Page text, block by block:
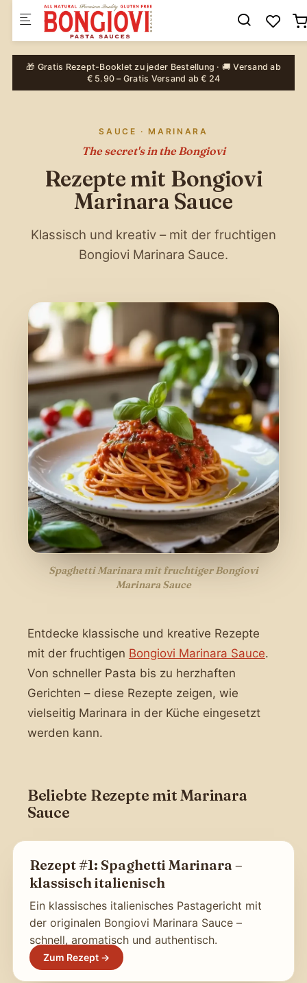
Skip to main content
🎁 Gratis Rezept-Booklet zu jeder Bestellung · 🚚 Versand ab
€ 5.90 – Gratis Versand ab € 24
SAUCE · MARINARA
The secret's in the Bongiovi
Rezepte mit Bongiovi
Marinara Sauce
Klassisch und kreativ – mit der fruchtigen
Bongiovi Marinara Sauce.
Spaghetti Marinara mit fruchtiger Bongiovi
Marinara Sauce
Entdecke klassische und kreative Rezepte
mit der fruchtigen Bongiovi Marinara Sauce.
Von schneller Pasta bis zu herzhaften
Gerichten – diese Rezepte zeigen, wie
vielseitig Marinara in der Küche eingesetzt
werden kann.
Beliebte Rezepte mit Marinara
Sauce
Rezept #1: Spaghetti Marinara –
klassisch italienisch
Ein klassisches italienisches Pastagericht mit
der originalen Bongiovi Marinara Sauce –
schnell, aromatisch und authentisch.
Zum Rezept →